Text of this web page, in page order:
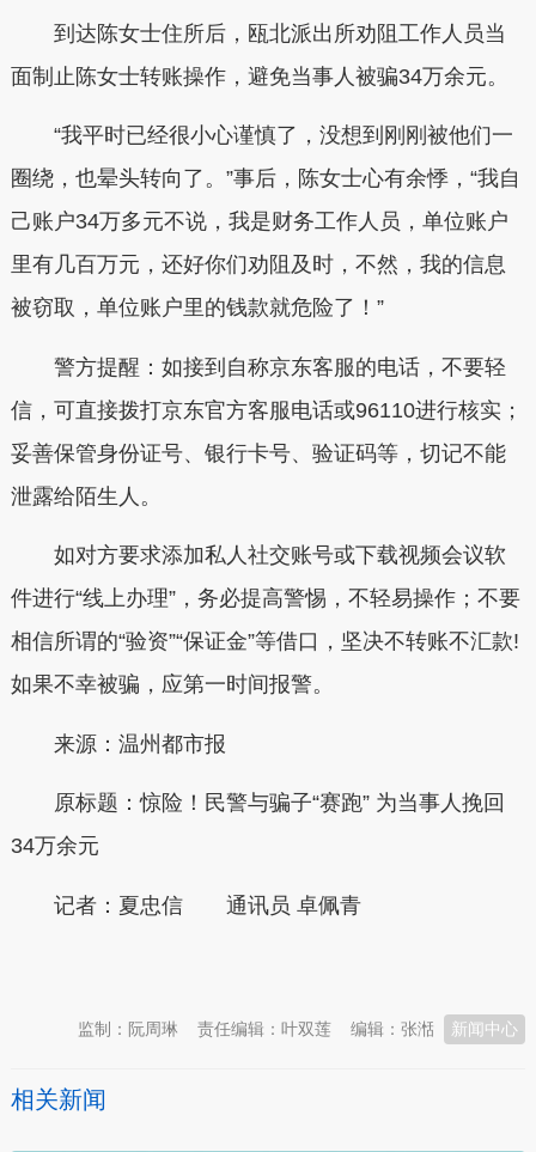
到达陈女士住所后，瓯北派出所劝阻工作人员当
面制止陈女士转账操作，避免当事人被骗34万余元。
“我平时已经很小心谨慎了，没想到刚刚被他们一
圈绕，也晕头转向了。”事后，陈女士心有余悸，“我自
己账户34万多元不说，我是财务工作人员，单位账户
里有几百万元，还好你们劝阻及时，不然，我的信息
被窃取，单位账户里的钱款就危险了！”
警方提醒：如接到自称京东客服的电话，不要轻
信，可直接拨打京东官方客服电话或96110进行核实；
妥善保管身份证号、银行卡号、验证码等，切记不能
泄露给陌生人。
如对方要求添加私人社交账号或下载视频会议软
件进行“线上办理”，务必提高警惕，不轻易操作；不要
相信所谓的“验资”“保证金”等借口，坚决不转账不汇款!
如果不幸被骗，应第一时间报警。
来源：温州都市报
原标题：惊险！民警与骗子“赛跑” 为当事人挽回
34万余元
记者：夏忠信 通讯员 卓佩青
新闻中心
编辑：张湉
责任编辑：叶双莲
监制：阮周琳
相关新闻